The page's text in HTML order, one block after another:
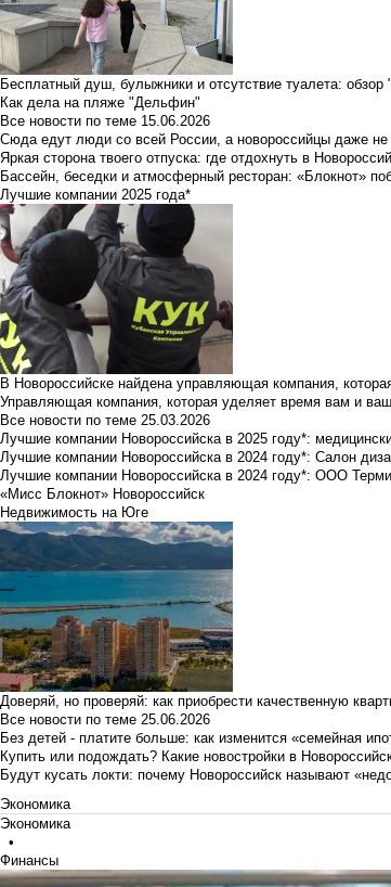
Бесплатный душ, булыжники и отсутствие туалета:
Как дела на пляже "Дельфин"
Все новости по теме 15.06.2026
Сюда едут люди со всей России, а новороссийцы даже
Яркая сторона твоего отпуска: где отдохнуть в
Бассейн, беседки и атмосферный ресторан: «Блокнот»
Лучшие компании 2025 года*
В Новороссийске найдена управляющая компания,
Управляющая компания, которая уделяет время вам и
Все новости по теме 25.03.2026
Лучшие компании Новороссийска в 2025 году*:
Лучшие компании Новороссийска в 2024 году*: Салон
Лучшие компании Новороссийска в 2024 году*: ООО
«Мисс Блокнот» Новороссийск
Недвижимость на Юге
Доверяй, но проверяй: как приобрести качественную
Все новости по теме 25.06.2026
Без детей - платите больше: как изменится «семейная
Купить или подождать? Какие новостройки в
Будут кусать локти: почему Новороссийск называют
Экономика
Экономика
•
Финансы